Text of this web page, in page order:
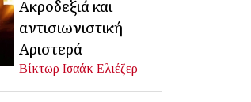
Ακροδεξιά και
αντισιωνιστική
Αριστερά
Βίκτωρ Ισαάκ Ελιέζερ